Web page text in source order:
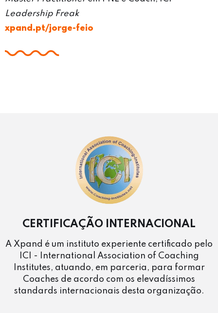
Leadership Freak
xpand.pt/jorge-feio
CERTIFICAÇÃO INTERNACIONAL
A Xpand é um instituto experiente certificado pelo
ICI - International Association of Coaching
Institutes, atuando, em parceria, para formar
Coaches de acordo com os elevadíssimos
standards internacionais desta organização.